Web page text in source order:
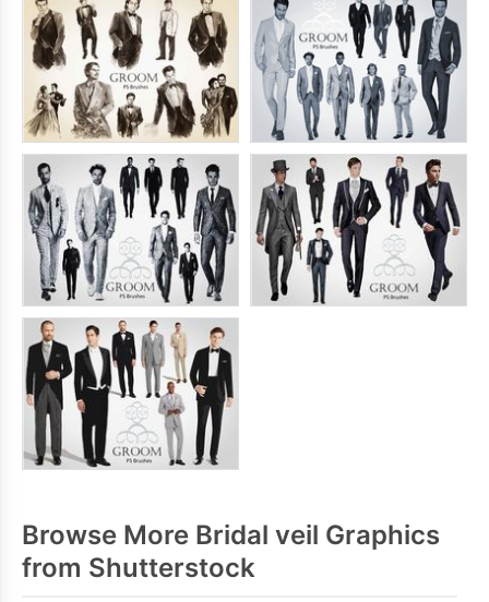
Browse More Bridal veil Graphics
from Shutterstock